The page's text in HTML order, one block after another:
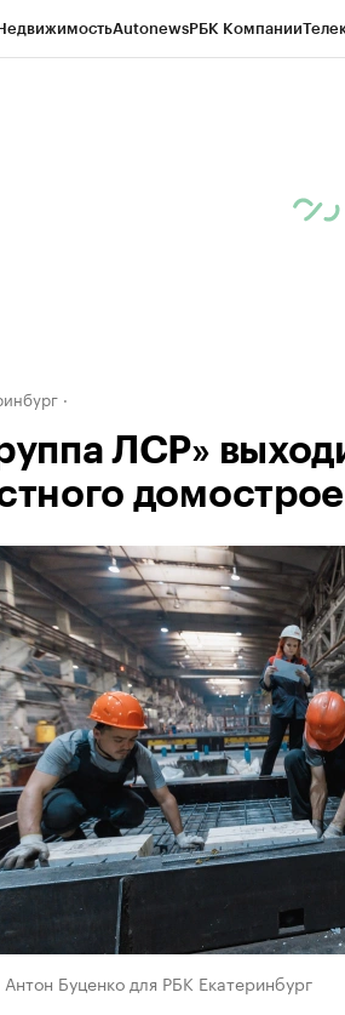
AutonewsРБК Компании
ЛСР»
Буценко для РБК Екатеринбург